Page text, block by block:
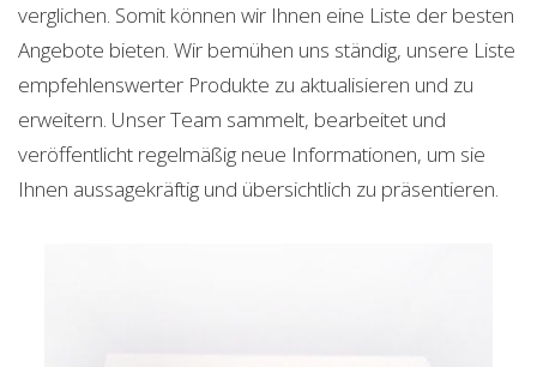
verglichen. Somit können wir Ihnen eine Liste der besten
Angebote bieten. Wir bemühen uns ständig, unsere Liste
empfehlenswerter Produkte zu aktualisieren und zu
erweitern. Unser Team sammelt, bearbeitet und
veröffentlicht regelmäßig neue Informationen, um sie
Ihnen aussagekräftig und übersichtlich zu präsentieren.